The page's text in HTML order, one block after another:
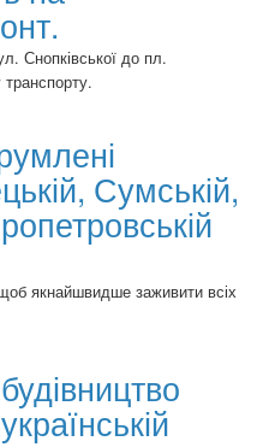
Снопківської до пл.
Сумській,
якнайшвидше заживити всіх